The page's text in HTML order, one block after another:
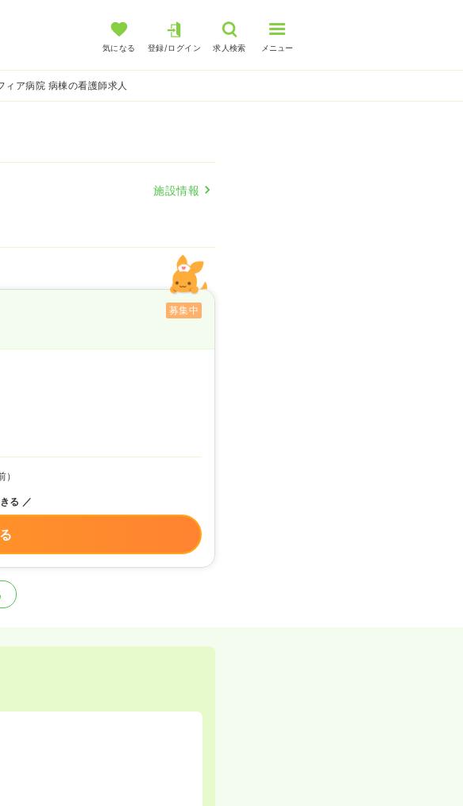
気になる 登録/ログイン 求人検索 メニュー
ィア病院 病棟の看護師求人
施設情報
募集中
る